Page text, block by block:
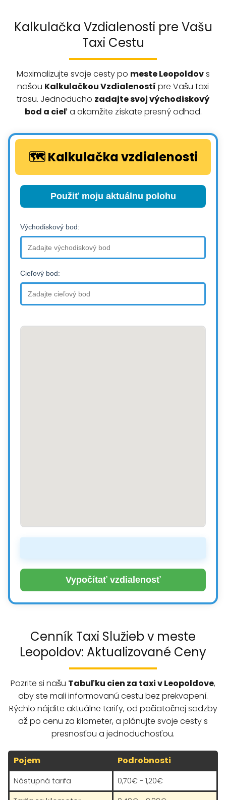
Kalkulačka Vzdialenosti pre Vašu
Taxi Cestu
Maximalizujte svoje cesty po mesteLeopoldovs
našou Kalkulačkou Vzdialeností pre Vašu taxi
trasu. Jednoducho zadajte svoj východiskový
bod a cieľa okamžite získate presný odhad.
🗺️ Kalkulačka vzdialenosti
Použiť moju aktuálnu polohu
Východiskový bod:
Cieľový bod:
Vypočítať vzdialenosť
Cenník Taxi Služieb v meste
Leopoldov: Aktualizované Ceny
Pozrite si našu Tabuľku cien za taxi v Leopoldove,
aby ste mali informovanú cestu bez prekvapení.
Rýchlo nájdite aktuálne tarify, od počiatočnej sadzby
až po cenu za kilometer, a plánujte svoje cesty s
presnosťou a jednoduchosťou.
Pojem Podrobnosti
Nástupná tarifa
0,70€ - 1,20€